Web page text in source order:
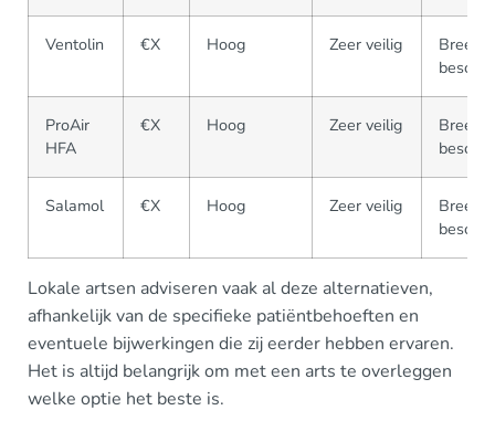
Ventolin €X Hoog Zeer veilig
Breed
ProAir
HFA
€X Hoog Zeer veilig
Breed
Salamol €X Hoog Zeer veilig
Breed
Lokale artsen adviseren vaak al deze alternatieven,
afhankelijk van de specifieke patiëntbehoeften en
eventuele bijwerkingen die zij eerder hebben ervaren.
Het is altijd belangrijk om met een arts te overleggen
welke optie het beste is.